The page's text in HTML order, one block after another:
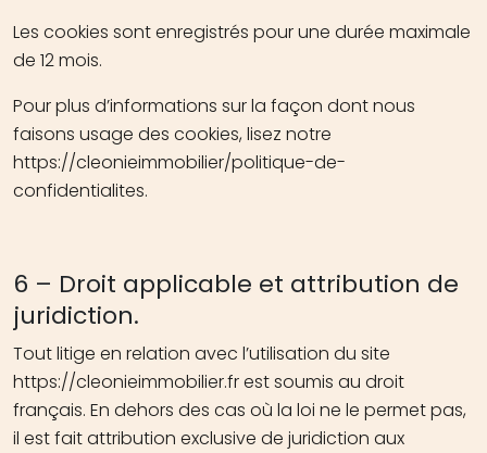
Les cookies sont enregistrés pour une durée maximale
de 12 mois.
Pour plus d’informations sur la façon dont nous
faisons usage des cookies, lisez notre
https://cleonieimmobilier/politique-de-
confidentialites.
6 – Droit applicable et attribution de
juridiction.
Tout litige en relation avec l’utilisation du site
https://cleonieimmobilier.fr est soumis au droit
français. En dehors des cas où la loi ne le permet pas,
il est fait attribution exclusive de juridiction aux